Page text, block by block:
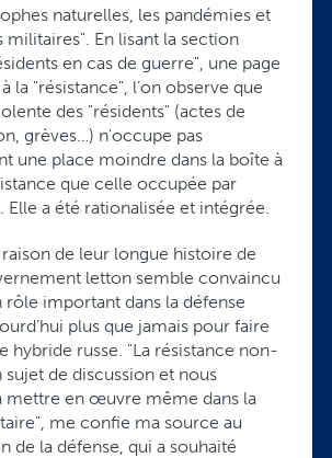
naturelles, les pandémies et
militaires". En lisant la section
en cas de guerre", une page
la "résistance", l’on observe que
des "résidents" (actes de
grèves…) n'occupe pas
une place moindre dans la boîte à
que celle occupée par
a été rationalisée et intégrée.
raison de leur longue histoire de
letton semble convaincu
rôle important dans la défense
plus que jamais pour faire
hybride russe. "La résistance non-
de discussion et nous
mettre en œuvre même dans la
me confie ma source au
de la défense, qui a souhaité